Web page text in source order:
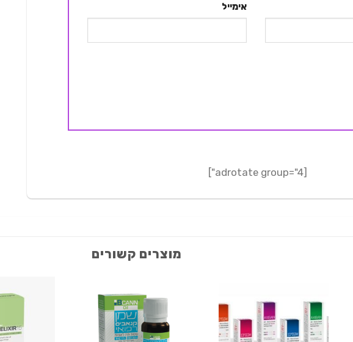
אימייל
[adrotate group="4"]
מוצרים קשורים